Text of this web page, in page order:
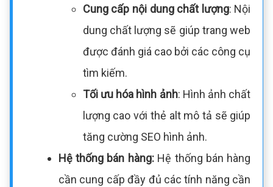
Cung cấp nội dung chất lượng: Nội
dung chất lượng sẽ giúp trang web
được đánh giá cao bởi các công cụ
tìm kiếm.
Tối ưu hóa hình ảnh: Hình ảnh chất
lượng cao với thẻ alt mô tả sẽ giúp
tăng cường SEO hình ảnh.
Hệ thống bán hàng:Hệ thống bán hàng
cần cung cấp đầy đủ các tính năng cần